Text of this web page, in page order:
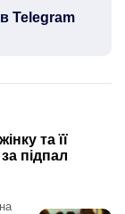
Telegram
та її
підпал